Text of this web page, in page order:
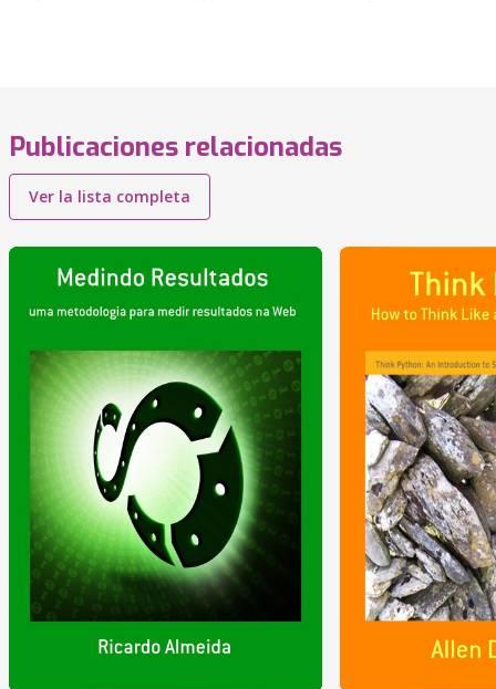
Publicaciones relacionadas
Ver la lista completa